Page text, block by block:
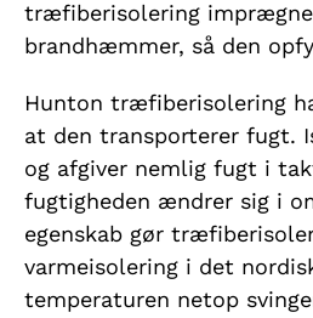
træfiberisolering
brandhæmmer, så den
Hunton træfiberisolering
at den transporterer fugt.
og afgiver nemlig fugt i
fugtigheden ændrer sig i
egenskab gør
varmeisolering i det
temperaturen netop